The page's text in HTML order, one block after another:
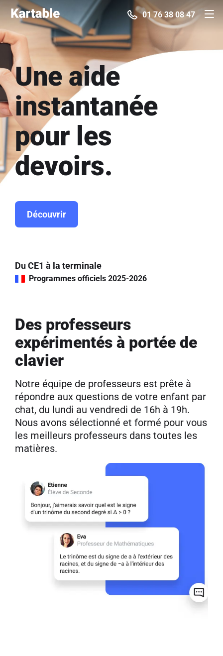
01 76 38 08 47
Une aide
instantanée
pour les
devoirs.
Découvrir
Du CE1 à la terminale
Programmes officiels 2025-2026
Des professeurs
expérimentés à portée de
clavier
Notre équipe de professeurs est prête à
répondre aux questions de votre enfant par
chat, du lundi au vendredi de 16h à 19h.
Nous avons sélectionné et formé pour vous
les meilleurs professeurs dans toutes les
matières.